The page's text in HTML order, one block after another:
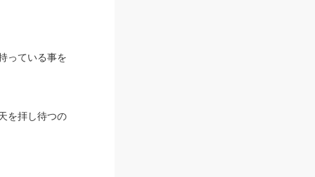
っている事を
を拝し待つの